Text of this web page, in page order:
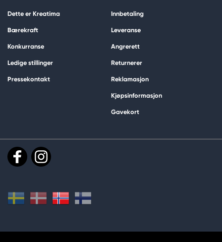
Dette er Kreatima
Bærekraft
Konkurranse
Ledige stillinger
Pressekontakt
Innbetaling
Leveranse
Angrerett
Returnerer
Reklamasjon
Kjøpsinformasjon
Gavekort